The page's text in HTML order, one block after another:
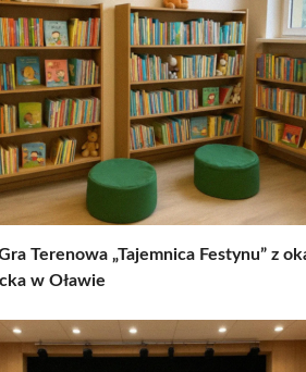
Terenowa „Tajemnica Festynu” z
w Oławie